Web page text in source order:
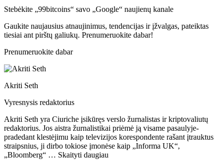
Stebėkite „99bitcoins“ savo „Google“ naujienų kanale
Gaukite naujausius atnaujinimus, tendencijas ir įžvalgas, pateiktas
tiesiai ant pirštų galiukų. Prenumeruokite dabar!
Prenumeruokite dabar
Akriti Seth
Vyresnysis redaktorius
Akriti Seth yra Ciuriche įsikūręs verslo žurnalistas ir kriptovaliutų
redaktorius. Jos aistra žurnalistikai priėmė ją visame pasaulyje-
pradedant klestėjimu kaip televizijos korespondente rašant įtrauktus
straipsnius, ji dirbo tokiose įmonėse kaip „Informa UK“,
„Bloomberg“ … Skaityti daugiau